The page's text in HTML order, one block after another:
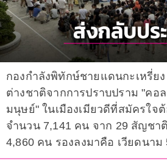
กองกำลังพิทักษ์ชายแดนกะเหรี่ย
ต่างชาติจากการปราบปราม "คอ
มนุษย์" ในเมืองเมียวดีที่สมัครใจ
จำนวน 7,141 คน จาก 29 สัญชา
4,860 คน รองลงมาคือ เวียดนาม